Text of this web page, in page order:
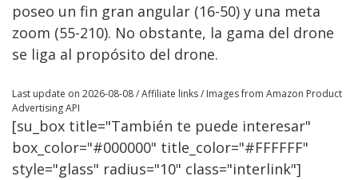
poseo un fin gran angular (16-50) y una meta
zoom (55-210). No obstante, la gama del drone
se liga al propósito del drone.
Last update on 2026-08-08 / Affiliate links / Images from Amazon Product
Advertising API
[su_box title="También te puede interesar"
box_color="#000000" title_color="#FFFFFF"
style="glass" radius="10" class="interlink"]